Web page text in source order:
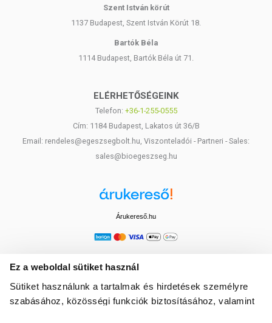
Ez a weboldal sütiket használ
Sütiket használunk a tartalmak és hirdetések személyre
szabásához, közösségi funkciók biztosításához, valamint
Szent István körút
1137 Budapest, Szent István Körút 18.
Bartók Béla
1114 Budapest, Bartók Béla út 71.
ELÉRHETŐSÉGEINK
Telefon: +36-1-255-0555
Cím: 1184 Budapest, Lakatos út 36/B
Email: rendeles@egeszsegbolt.hu, Viszonteladói - Partneri - Sales:
sales@bioegeszseg.hu
Árukereső.hu